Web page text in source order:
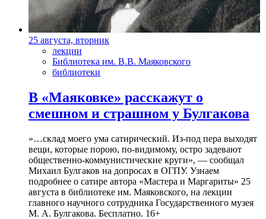
25 августа, вторник
лекции
Библиотека им. В.В. Маяковского
библиотеки
В «Маяковке» расскажут о
смешном и страшном у Булгакова
»…склад моего ума сатирический. Из-под пера выходят
вещи, которые порою, по-видимому, остро задевают
общественно-коммунистические круги», — сообщал
Михаил Булгаков на допросах в ОГПУ. Узнаем
подробнее о сатире автора «Мастера и Маргариты» 25
августа в библиотеке им. Маяковского, на лекции
главного научного сотрудника Государственного музея
М. А. Булгакова. Бесплатно. 16+